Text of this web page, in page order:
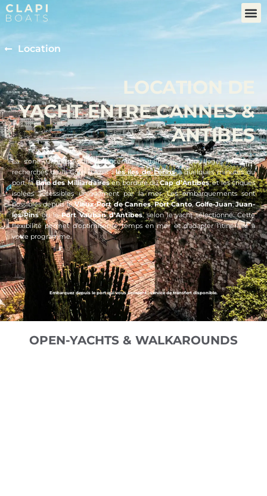
Location
LOCATION DE
YACHT ENTRE CANNES &
ANTIBES
La zone Cannes-Antibes concentre certains des mouillages les plus
recherchés de la Côte d’Azur :les îles de Lérinsà quelques minutes du
port, laBaie des Milliardairesen bordure duCap d’Antibes, et les criques
isolées accessibles uniquement par la mer. Les embarquements sont
possibles depuis leVieux-Port de Cannes,Port Canto,Golfe-Juan,Juan-
les-Pinsou lePort Vauban d’Antibes, selon le yacht sélectionné. Cette
flexibilité permet d’optimiser le temps en mer et d’adapter l’itinéraire à
votre programme.
Embarquez depuis le port qui vous convient : service de transfert disponible.
OPEN-YACHTS & WALKAROUNDS